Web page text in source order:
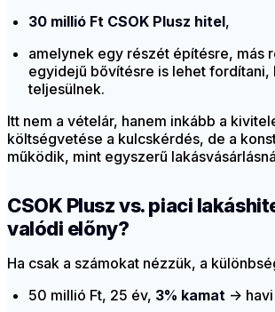
30 millió Ft CSOK Plusz hitel,
amelynek egy részét építésre, más
egyidejű bővítésre is lehet fordítani,
teljesülnek.
Itt nem a vételár, hanem inkább a
költségvetése a kulcskérdés, de a
működik, mint egyszerű
CSOK Plusz vs. piaci
valódi előny?
Ha csak a számokat nézzük, a
50 millió Ft, 25 év, 3% kamat → havi